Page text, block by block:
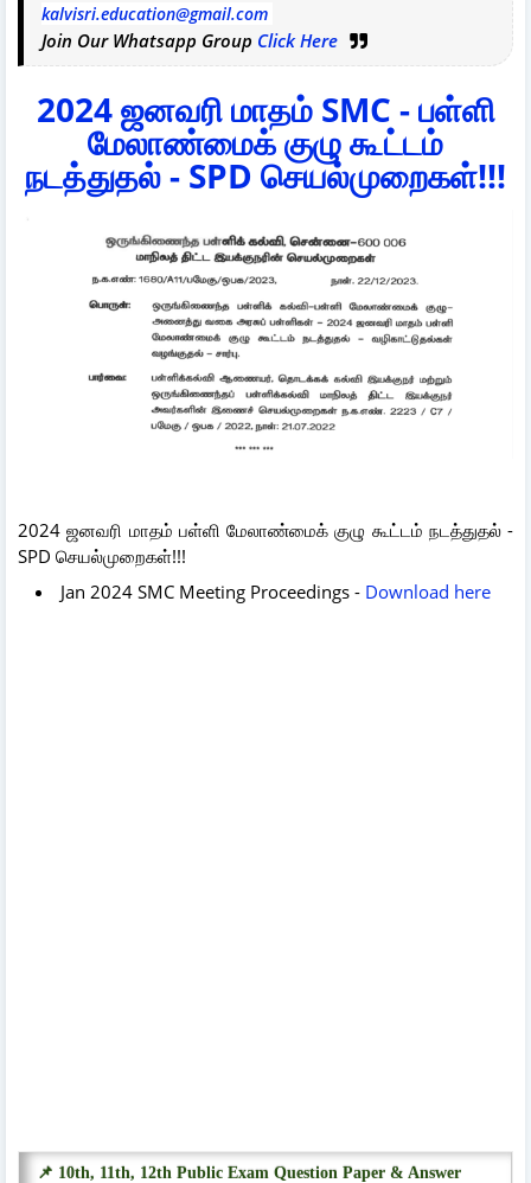
kalvisri.education@gmail.com
Join Our Whatsapp Group Click Here
2024 ஜனவரி மாதம் SMC - பள்ளி
மேலாண்மைக் குழு கூட்டம்
நடத்துதல் - SPD செயல்முறைகள்!!!
2024 ஜனவரி மாதம் பள்ளி மேலாண்மைக் குழு கூட்டம் நடத்துதல் -
SPD செயல்முறைகள்!!!
Jan 2024 SMC Meeting Proceedings - Download here
📌 10th, 11th, 12th Public Exam Question Paper & Answer